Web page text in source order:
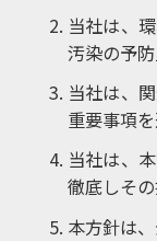
当社は、
汚染の予防
当社は、
重要事項を
当社は、
徹底しそ
本方針は